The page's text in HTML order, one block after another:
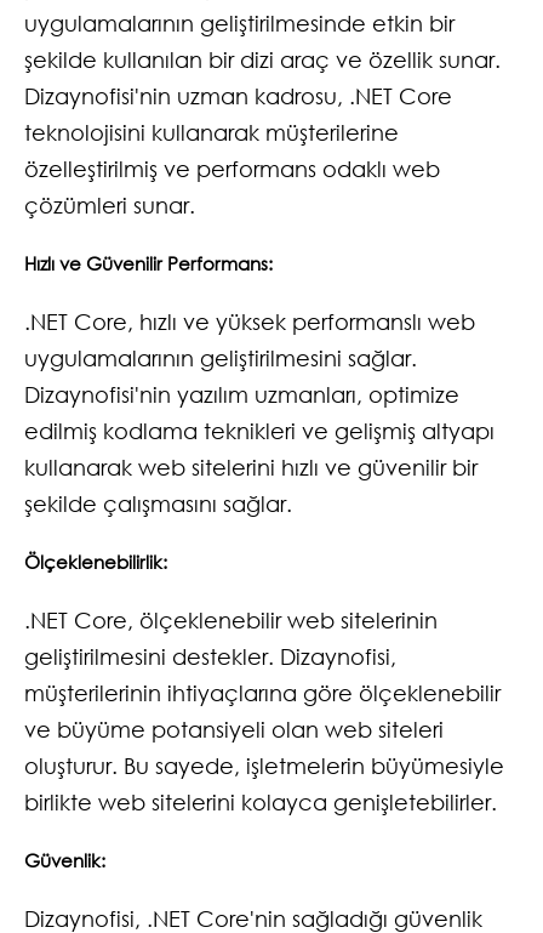
uygulamalarının geliştirilmesinde etkin bir
şekilde kullanılan bir dizi araç ve özellik sunar.
Dizaynofisi'nin uzman kadrosu, .NET Core
teknolojisini kullanarak müşterilerine
özelleştirilmiş ve performans odaklı web
çözümleri sunar.
Hızlı ve Güvenilir Performans:
.NET Core, hızlı ve yüksek performanslı web
uygulamalarının geliştirilmesini sağlar.
Dizaynofisi'nin yazılım uzmanları, optimize
edilmiş kodlama teknikleri ve gelişmiş altyapı
kullanarak web sitelerini hızlı ve güvenilir bir
şekilde çalışmasını sağlar.
Ölçeklenebilirlik:
.NET Core, ölçeklenebilir web sitelerinin
geliştirilmesini destekler. Dizaynofisi,
müşterilerinin ihtiyaçlarına göre ölçeklenebilir
ve büyüme potansiyeli olan web siteleri
oluşturur. Bu sayede, işletmelerin büyümesiyle
birlikte web sitelerini kolayca genişletebilirler.
Güvenlik:
Dizaynofisi, .NET Core'nin sağladığı güvenlik